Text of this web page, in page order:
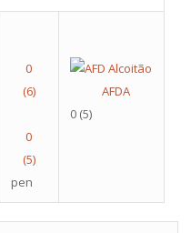
pen
AFDA
0 (5)